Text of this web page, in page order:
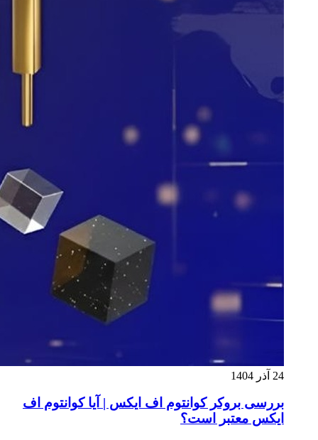
24 آذر 1404
بررسی بروکر کوانتوم اف ایکس | آیا کوانتوم اف
ایکس معتبر است؟